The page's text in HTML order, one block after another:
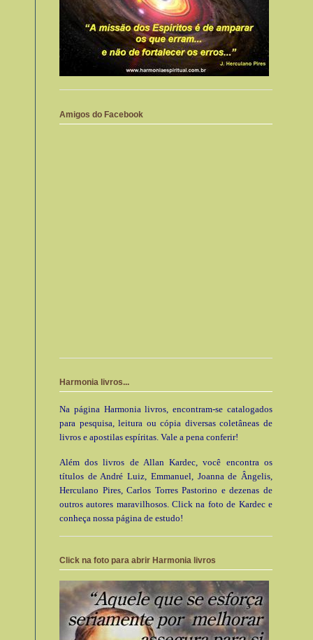
Amigos do Facebook
Harmonia livros...
Na página Harmonia livros, encontram-se catalogados
para pesquisa, leitura ou cópia diversas coletâneas de
livros e apostilas espíritas. Vale a pena conferir!
Além dos livros de Allan Kardec, você encontra os
títulos de André Luiz, Emmanuel, Joanna de Ângelis,
Herculano Pires, Carlos Torres Pastorino e dezenas de
outros autores maravilhosos. Click na foto de Kardec e
conheça nossa página de estudo!
Click na foto para abrir Harmonia livros